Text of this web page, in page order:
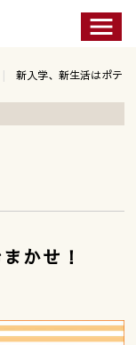
新入学、新生活はポテ
かせ！